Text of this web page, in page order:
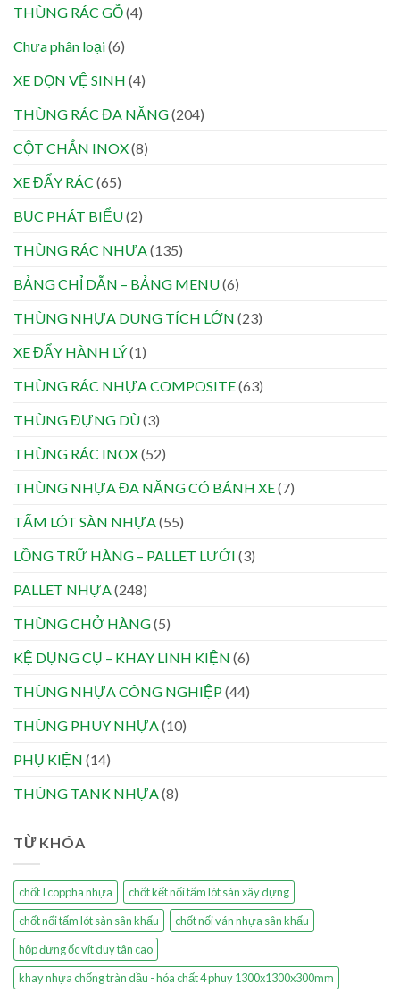
THÙNG RÁC GỖ(4)
Chưa phân loại(6)
XE DỌN VỆ SINH (4)
THÙNG RÁC ĐA NĂNG(204)
CỘT CHẮN INOX(8)
XE ĐẨY RÁC (65)
BỤC PHÁT BIỂU(2)
THÙNG RÁC NHỰA (135)
BẢNG CHỈ DẪN – BẢNG MENU(6)
THÙNG NHỰA DUNG TÍCH LỚN (23)
XE ĐẨY HÀNH LÝ(1)
THÙNG RÁC NHỰA COMPOSITE(63)
THÙNG ĐỰNG DÙ(3)
THÙNG RÁC INOX(52)
THÙNG NHỰA ĐA NĂNG CÓ BÁNH XE(7)
TẤM LÓT SÀN NHỰA (55)
LỒNG TRỮ HÀNG – PALLET LƯỚI (3)
PALLET NHỰA (248)
THÙNG CHỞ HÀNG(5)
KỆ DỤNG CỤ – KHAY LINH KIỆN (6)
THÙNG NHỰA CÔNG NGHIỆP(44)
THÙNG PHUY NHỰA (10)
PHỤ KIỆN (14)
THÙNG TANK NHỰA (8)
TỪ KHÓA
chốt I coppha nhựa
chốt kết nối tấm lót sàn xây dựng
chốt nối tấm lót sàn sân khấu
chốt nối ván nhựa sân khấu
hộp đựng ốc vít duy tân cao
khay nhựa chống tràn dầu - hóa chất 4 phuy 1300x1300x300mm